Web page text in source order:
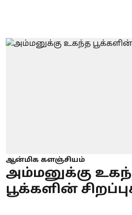
ஆன்மிக களஞ்சியம்
அம்மனுக்கு
பூக்களின்